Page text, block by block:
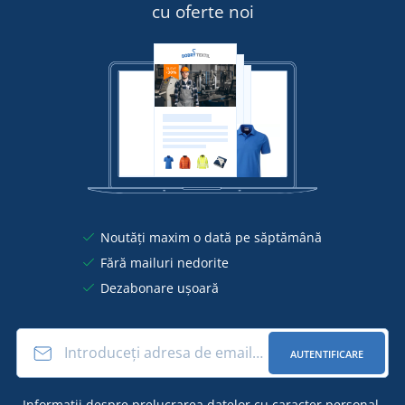
cu oferte noi
Noutăți maxim o dată pe săptămână
Fără mailuri nedorite
Dezabonare ușoară
AUTENTIFICARE